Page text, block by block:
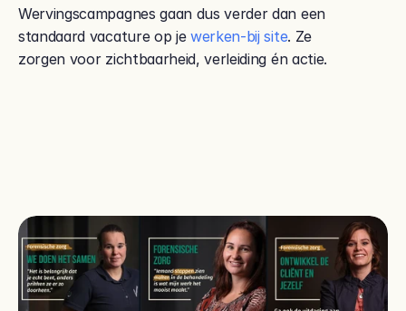
Wervingscampagnes gaan dus verder dan een
standaard vacature op je werken-bij site. Ze
zorgen voor zichtbaarheid, verleiding én actie.